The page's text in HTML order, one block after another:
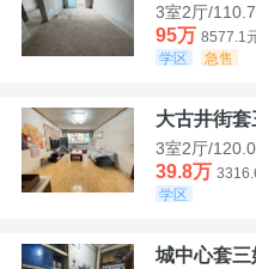
3室2厅/
95万 8577.1
学区
急售
大古井街套
3室2厅/
39.8万
学区
城中心套三